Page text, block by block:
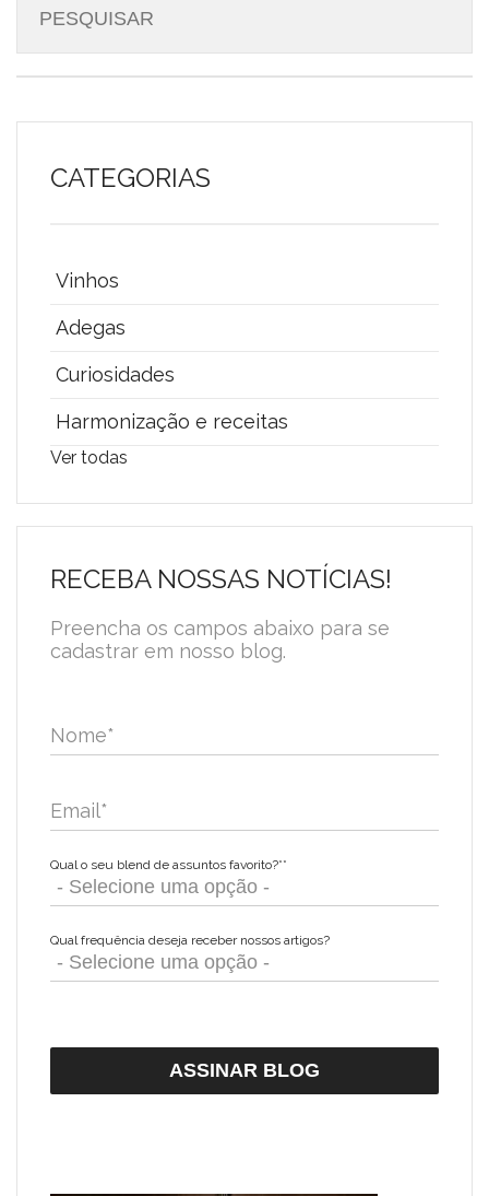
CATEGORIAS
Vinhos
Adegas
Curiosidades
Harmonização e receitas
Ver todas
RECEBA NOSSAS NOTÍCIAS!
Preencha os campos abaixo para se
cadastrar em nosso blog.
Nome*
Email*
Qual o seu blend de assuntos favorito?**
Qual frequência deseja receber nossos artigos?